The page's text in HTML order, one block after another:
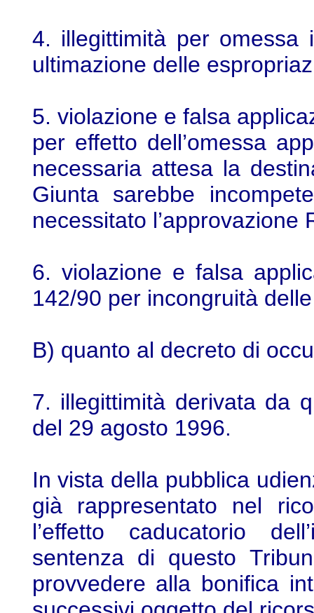
4. illegittimità per omessa
ultimazione delle
5. violazione e falsa
per effetto dell’omessa
necessaria attesa la
Giunta sarebbe
necessitato l’approvazione
6. violazione e falsa
142/90 per incongruità
B) quanto al decreto di
7. illegittimità derivata da
del 29 agosto 1996.
In vista della pubblica
già rappresentato nel
l’effetto caducatorio
sentenza di questo
provvedere alla bonifica